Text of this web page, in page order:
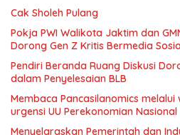
Cak Sholeh Pulang
Pokja PWI Walikota Jaktim dan
Dorong Gen Z Kritis Bermedia
Pendiri Beranda Ruang Diskusi
dalam Penyelesaian BLB
Membaca Pancasilanomics
urgensi UU Perekonomian Nasional
Menyelaraskan Pemerintah dan